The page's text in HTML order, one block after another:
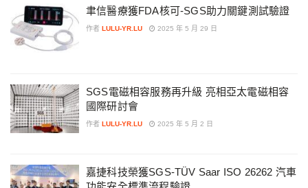
聿信醫療獲FDA核可-SGS助力關鍵測試驗證
作者 LULU-YR.LU 2025 年 5 月 29 日
SGS電磁相容服務再升級 亮相亞太電磁相容
國際研討會
作者 LULU-YR.LU 2025 年 5 月 2 日
嘉捷科技榮獲SGS-TÜV Saar ISO 26262 汽車